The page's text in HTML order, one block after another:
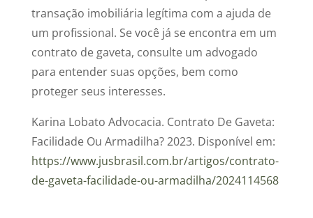
transação imobiliária legítima com a ajuda de
um profissional. Se você já se encontra em um
contrato de gaveta, consulte um advogado
para entender suas opções, bem como
proteger seus interesses.
Karina Lobato Advocacia. Contrato De Gaveta:
Facilidade Ou Armadilha?2023. Disponível em:
https://www.jusbrasil.com.br/artigos/contrato-
de-gaveta-facilidade-ou-armadilha/2024114568